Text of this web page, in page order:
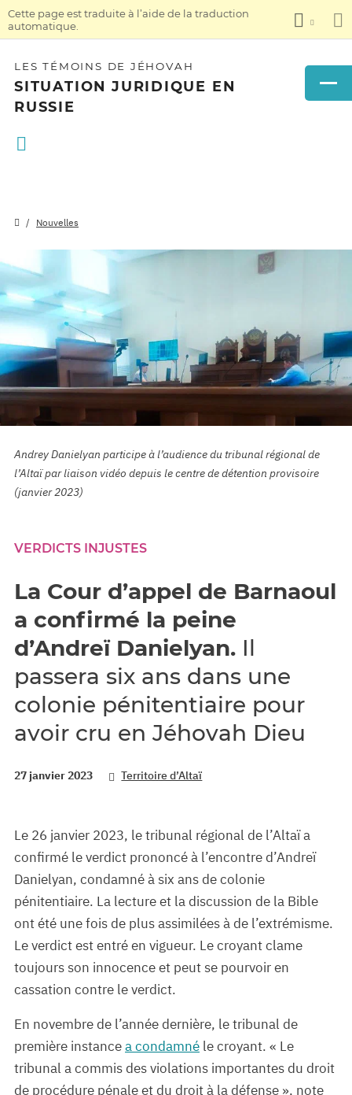
Cette page est traduite à l’aide de la traduction
automatique.
LES TÉMOINS DE JÉHOVAH
SITUATION JURIDIQUE EN
RUSSIE
Nouvelles
Andrey Danielyan participe à l’audience du tribunal régional de
l’Altaï par liaison vidéo depuis le centre de détention provisoire
(janvier 2023)
VERDICTS INJUSTES
La Cour d’appel de Barnaoul
a confirmé la peine
d’Andreï Danielyan. Il
passera six ans dans une
colonie pénitentiaire pour
avoir cru en Jéhovah Dieu
27 janvier 2023 Territoire d’Altaï
Le 26 janvier 2023, le tribunal régional de l’Altaï a
confirmé le verdict prononcé à l’encontre d’Andreï
Danielyan, condamné à six ans de colonie
pénitentiaire. La lecture et la discussion de la Bible
ont été une fois de plus assimilées à de l’extrémisme.
Le verdict est entré en vigueur. Le croyant clame
toujours son innocence et peut se pourvoir en
cassation contre le verdict.
En novembre de l’année dernière, le tribunal de
première instancea condamné le croyant. « Le
tribunal a commis des violations importantes du droit
de procédure pénale et du droit à la défense », note